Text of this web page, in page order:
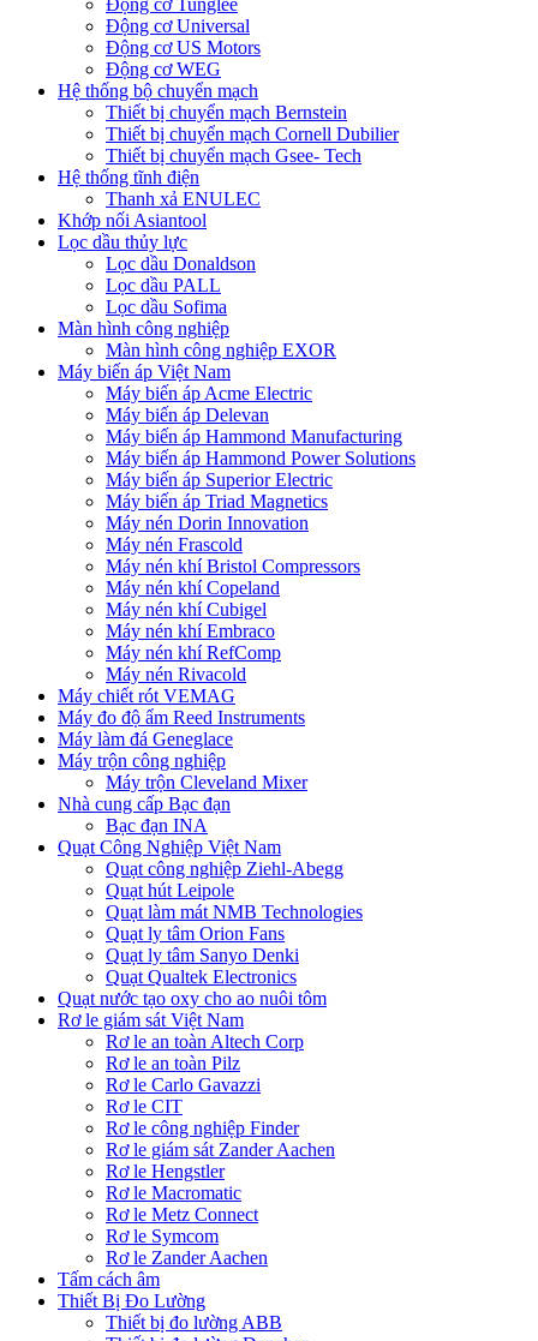
Động cơ Universal
Động cơ US Motors
Động cơ WEG
Hệ thống bộ chuyển mạch
Thiết bị chuyển mạch Bernstein
Thiết bị chuyển mạch Cornell Dubilier
Thiết bị chuyển mạch Gsee- Tech
Hệ thống tĩnh điện
Thanh xả ENULEC
Khớp nối Asiantool
Lọc dầu thủy lực
Lọc dầu Donaldson
Lọc dầu PALL
Lọc dầu Sofima
Màn hình công nghiệp
Màn hình công nghiệp EXOR
Máy biến áp Việt Nam
Máy biến áp Acme Electric
Máy biến áp Delevan
Máy biến áp Hammond Manufacturing
Máy biến áp Hammond Power Solutions
Máy biến áp Superior Electric
Máy biến áp Triad Magnetics
Máy nén Dorin Innovation
Máy nén Frascold
Máy nén khí Bristol Compressors
Máy nén khí Copeland
Máy nén khí Cubigel
Máy nén khí Embraco
Máy nén khí RefComp
Máy nén Rivacold
Máy chiết rót VEMAG
Máy đo độ ẩm Reed Instruments
Máy làm đá Geneglace
Máy trộn công nghiệp
Máy trộn Cleveland Mixer
Nhà cung cấp Bạc đạn
Bạc đạn INA
Quạt Công Nghiệp Việt Nam
Quạt công nghiệp Ziehl-Abegg
Quạt hút Leipole
Quạt làm mát NMB Technologies
Quạt ly tâm Orion Fans
Quạt ly tâm Sanyo Denki
Quạt Qualtek Electronics
Quạt nước tạo oxy cho ao nuôi tôm
Rơ le giám sát Việt Nam
Rơ le an toàn Altech Corp
Rơ le an toàn Pilz
Rơ le Carlo Gavazzi
Rơ le CIT
Rơ le công nghiệp Finder
Rơ le giám sát Zander Aachen
Rơ le Hengstler
Rơ le Macromatic
Rơ le Metz Connect
Rơ le Symcom
Rơ le Zander Aachen
Tấm cách âm
Thiết Bị Đo Lường
Thiết bị đo lường ABB